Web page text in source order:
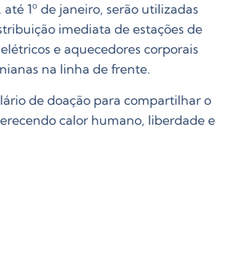
1º de janeiro, serão utilizadas
imediata de estações de
e aquecedores corporais
na linha de frente.
de doação para compartilhar o
calor humano, liberdade e